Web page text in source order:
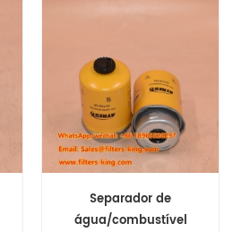
Quantidade mínima para
JCB 332/B1477 - Referência
Cruzada para Escavadeiras
JCB JS70, JS85, JS140, JS81
e Pá Carregadeiras 1400B,
1550B, 1600B, 1700B, 214,
215, 216, 217, 3C, 3CX, 3D,
Separador de
água/combustível